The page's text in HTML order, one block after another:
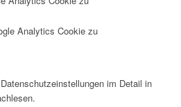
Analytics Cookie zu
im Detail in